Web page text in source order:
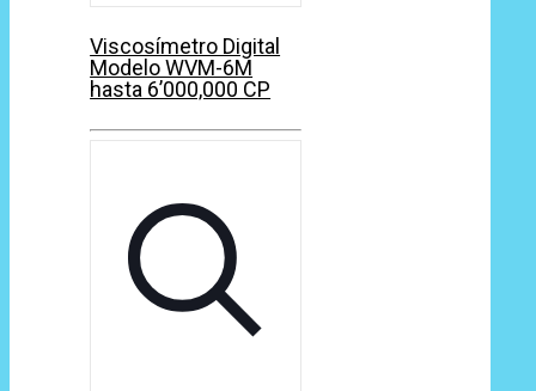
Viscosímetro Digital
Modelo WVM-6M
hasta 6’000,000 CP